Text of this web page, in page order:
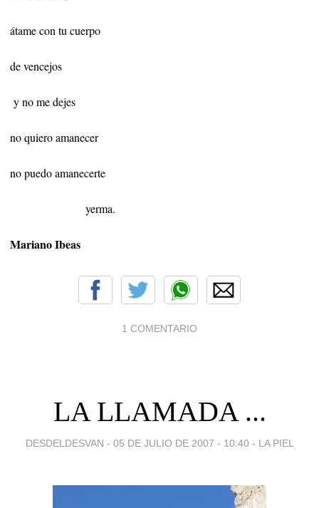
átame con tu cuerpo
de vencejos
y no me dejes
no quiero amanecer
no puedo amanecerte
yerma.
Mariano Ibeas
1 COMENTARIO
LA LLAMADA ...
DESDELDESVAN - 05 DE JULIO DE 2007 - 10:40 - LA PIEL